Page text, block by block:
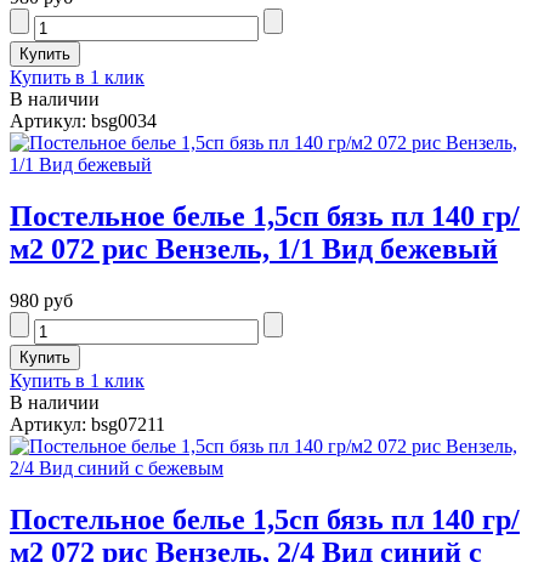
Купить в 1 клик
В наличии
Артикул: bsg0034
Постельное белье 1,5сп бязь пл 140 гр/
м2 072 рис Вензель, 1/1 Вид бежевый
980 руб
Купить в 1 клик
В наличии
Артикул: bsg07211
Постельное белье 1,5сп бязь пл 140 гр/
м2 072 рис Вензель, 2/4 Вид синий с